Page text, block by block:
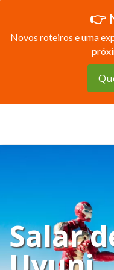
👉
Novos roteiros e uma
Salar